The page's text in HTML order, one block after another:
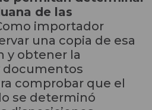
de las
importador
una copia de esa
y obtener la
documentos
comprobar que el
se determinó